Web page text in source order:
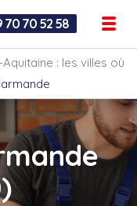
70 70 52 58
: les villes où